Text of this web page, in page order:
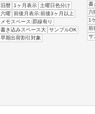
旧暦 1ヶ月表示
土曜日色分け
六曜 前後月表示:前後3ヶ月以上
メモスペース:罫線有り
書き込みスペース大 サンプルOK
早期出荷割引対象
書
六
1
前
サ